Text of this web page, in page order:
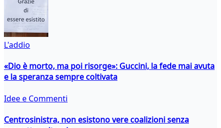
L'addio
«Dio è morto, ma poi risorge»: Guccini, la fede mai avuta
e la speranza sempre coltivata
Idee e Commenti
Centrosinistra, non esistono vere coalizioni senza